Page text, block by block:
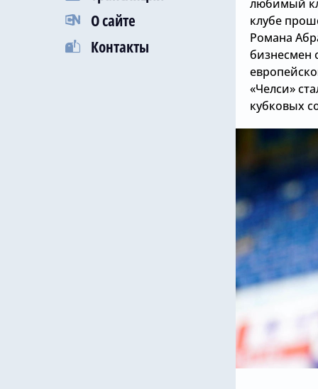
О сайте
Контакты
любимый
клубе
Романа
бизнесмен
«Челси»
кубковых